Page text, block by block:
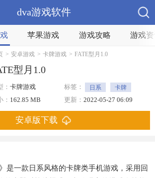
dva游戏软件
苹果游戏 游戏攻略 游戏
> 安卓游戏 > 卡牌游戏 > FATE型月1.0
型月1.0
： 卡牌游戏 标签： 日系 卡牌
： 162.85 MB 更新： 2022-05-27 06:09
安卓版下载
一款日系风格的卡牌类手机游戏，采用回